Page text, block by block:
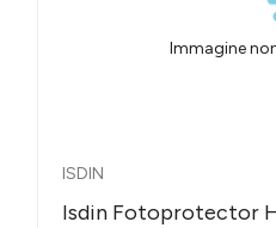
Immagine
ISDIN
Isdin Fotoprotector